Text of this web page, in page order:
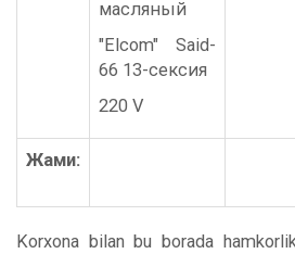
масляный
"Elcom" Said-
66 13-сексия
220 V
Жами:
Korxona bilan bu borada